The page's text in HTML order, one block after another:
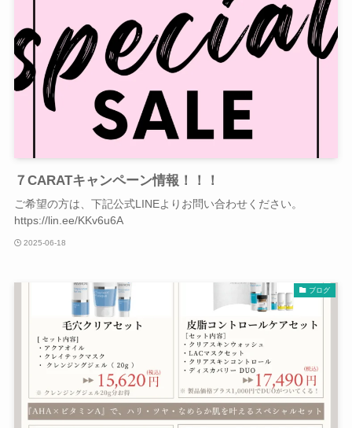
７CARATキャンペーン情報！！！
ご希望の方は、下記公式LINEよりお問い合わせください。
https://lin.ee/KKv6u6A
2025-06-18
ブログ